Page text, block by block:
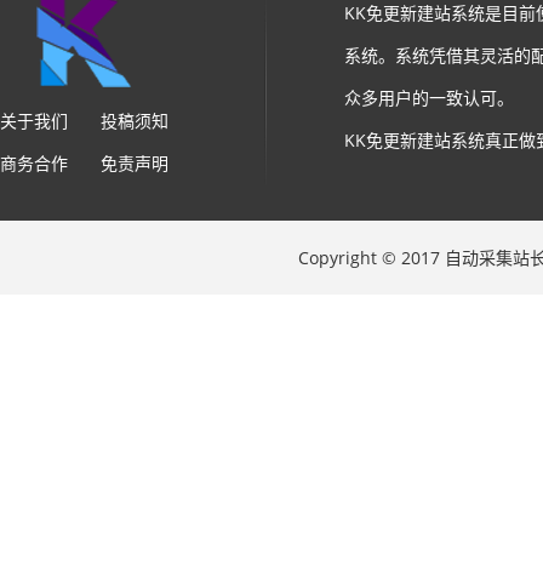
关于我们
投稿须知
商务合作
免责声明
KK免更新建站系统是目
系统。系统凭借其灵活的
众多用户的一致认可。
KK免更新建站系统真正
Copyright © 2017 自动采集站